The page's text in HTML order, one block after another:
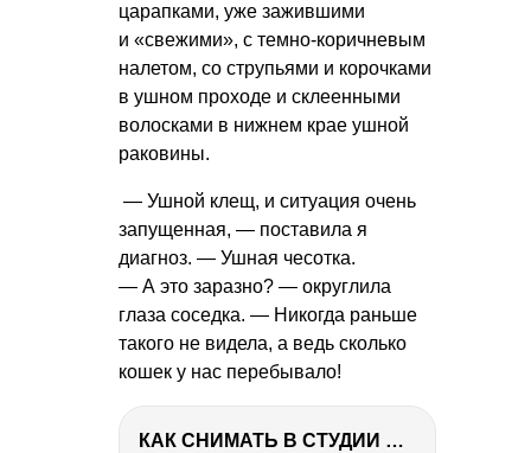
царапками, уже зажившими
и «свежими», с темно-коричневым
налетом, со струпьями и корочками
в ушном проходе и склеенными
волосками в нижнем крае ушной
раковины.
— Ушной клещ, и ситуация очень
запущенная, — поставила я
диагноз. — Ушная чесотка.
— А это заразно? — округлила
глаза соседка. — Никогда раньше
такого не видела, а ведь сколько
кошек у нас перебывало!
КАК СНИМАТЬ В СТУДИИ СО ВСПЫШКАМИ